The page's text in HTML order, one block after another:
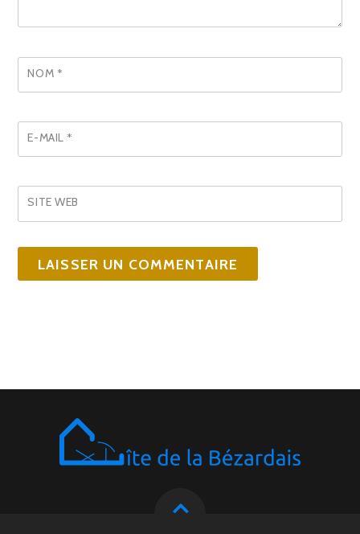
NOM *
E-MAIL *
SITE WEB